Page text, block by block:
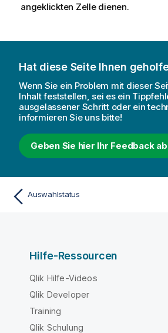
angeklickten Zelle dienen.
Hat diese Seite Ihnen
Wenn Sie ein Problem mit dieser
Inhalt feststellen, sei es ein
ausgelassener Schritt oder ein
informieren Sie uns bitte!
Geben Sie hier Ihr Feedback ab
Auswahlstatus
Hilfe-Ressourcen
Qlik Hilfe-Videos
Qlik Developer
Training
Qlik Schulung